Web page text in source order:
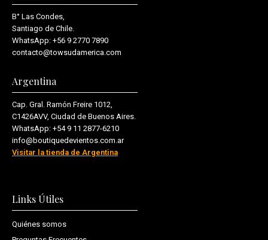
B° Las Condes,
Santiago de Chile.
WhatsApp: +56 9 2770 7890
contacto@towsudamerica.com
Argentina
Cap. Gral. Ramón Freire 1012,
C1426AVV, Ciudad de Buenos Aires.
WhatsApp: +54 9 11 2877-6210
info@boutiquedevientos.com.ar
Visitar la tienda de Argentina
Links Útiles
Quiénes somos